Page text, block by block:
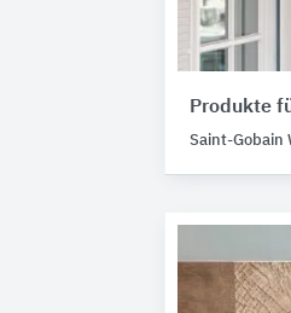
Produkte
Saint-Gobain